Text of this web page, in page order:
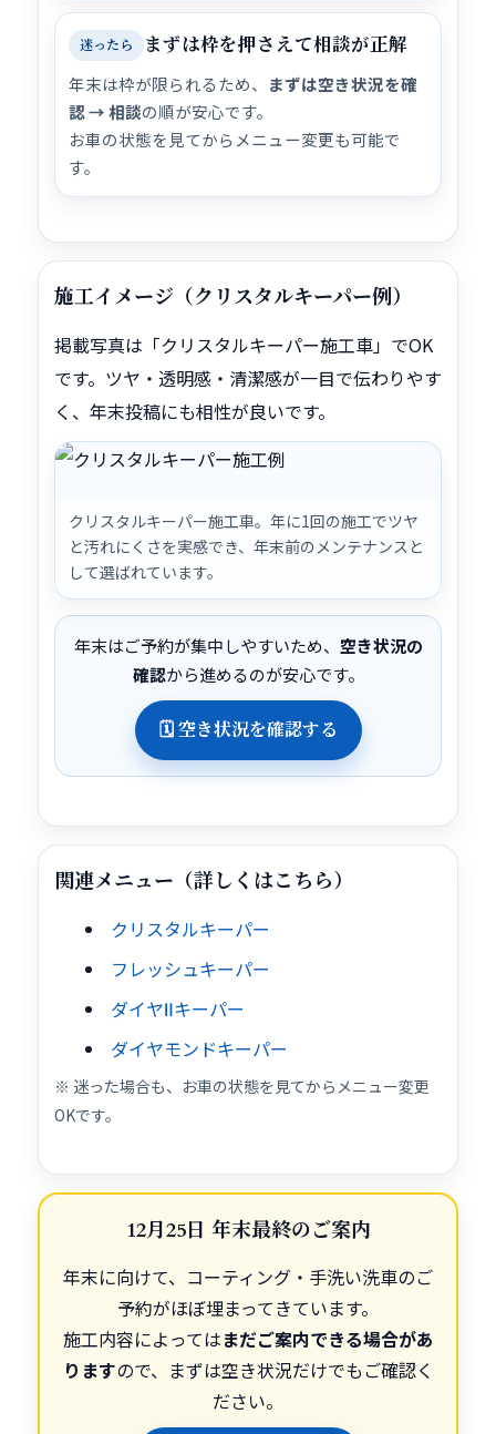
迷ったら まずは枠を押さえて相談が正解
年末は枠が限られるため、 まずは空き状況を確
認 → 相談の順が安心です。
お車の状態を見てからメニュー変更も可能で
す。
施工イメージ（クリスタルキーパー例）
掲載写真は「クリスタルキーパー施工車」でOK
です。ツヤ・透明感・清潔感が一目で伝わりやす
く、年末投稿にも相性が良いです。
クリスタルキーパー施工車。年に1回の施工でツヤ
と汚れにくさを実感でき、年末前のメンテナンスと
して選ばれています。
年末はご予約が集中しやすいため、 空き状況の
確認から進めるのが安心です。
🗓 空き状況を確認する
関連メニュー（詳しくはこちら）
クリスタルキーパー
フレッシュキーパー
ダイヤⅡキーパー
ダイヤモンドキーパー
※ 迷った場合も、お車の状態を見てからメニュー変更
OKです。
12月25日 年末最終のご案内
年末に向けて、コーティング・手洗い洗車のご
予約がほぼ埋まってきています。
施工内容によってはまだご案内できる場合があ
りますので、まずは空き状況だけでもご確認く
ださい。